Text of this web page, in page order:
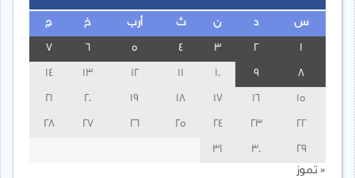
س ن ث أرب خ ج
3
13
14
15
16
17
18
19
20
21
22
23
24
25
26
27
28
29
30
31
« تموز